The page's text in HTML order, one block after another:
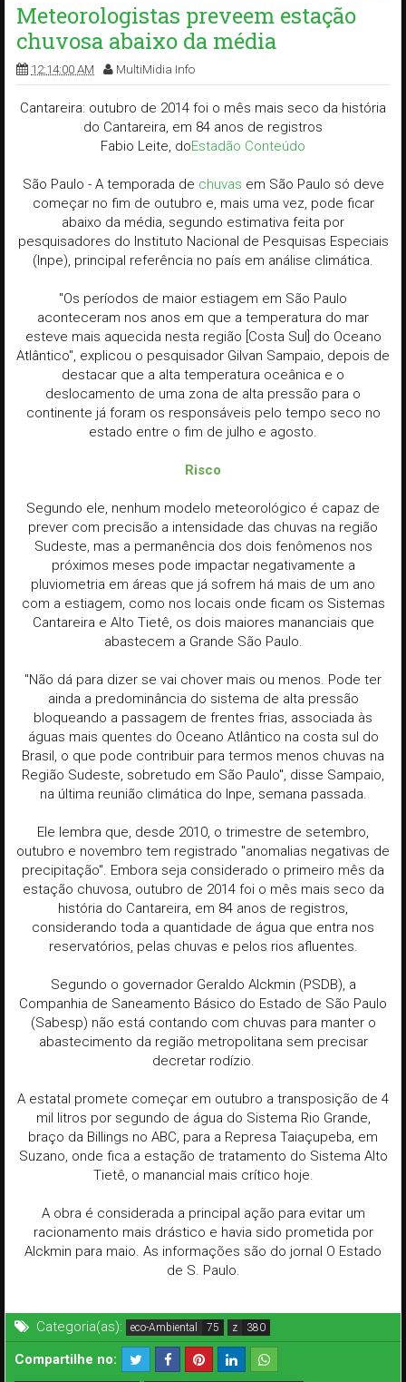
Meteorologistas preveem estação
chuvosa abaixo da média
12:14:00 AM MultiMidia Info
Cantareira: outubro de 2014 foi o mês mais seco da história
do Cantareira, em 84 anos de registros
Fabio Leite, doEstadão Conteúdo
São Paulo - A temporada de chuvas em São Paulo só deve
começar no fim de outubro e, mais uma vez, pode ficar
abaixo da média, segundo estimativa feita por
pesquisadores do Instituto Nacional de Pesquisas Especiais
(Inpe), principal referência no país em análise climática.
"Os períodos de maior estiagem em São Paulo
aconteceram nos anos em que a temperatura do mar
esteve mais aquecida nesta região [Costa Sul] do Oceano
Atlântico", explicou o pesquisador Gilvan Sampaio, depois de
destacar que a alta temperatura oceânica e o
deslocamento de uma zona de alta pressão para o
continente já foram os responsáveis pelo tempo seco no
estado entre o fim de julho e agosto.
Risco
Segundo ele, nenhum modelo meteorológico é capaz de
prever com precisão a intensidade das chuvas na região
Sudeste, mas a permanência dos dois fenômenos nos
próximos meses pode impactar negativamente a
pluviometria em áreas que já sofrem há mais de um ano
com a estiagem, como nos locais onde ficam os Sistemas
Cantareira e Alto Tietê, os dois maiores mananciais que
abastecem a Grande São Paulo.
"Não dá para dizer se vai chover mais ou menos. Pode ter
ainda a predominância do sistema de alta pressão
bloqueando a passagem de frentes frias, associada às
águas mais quentes do Oceano Atlântico na costa sul do
Brasil, o que pode contribuir para termos menos chuvas na
Região Sudeste, sobretudo em São Paulo", disse Sampaio,
na última reunião climática do Inpe, semana passada.
Ele lembra que, desde 2010, o trimestre de setembro,
outubro e novembro tem registrado "anomalias negativas de
precipitação". Embora seja considerado o primeiro mês da
estação chuvosa, outubro de 2014 foi o mês mais seco da
história do Cantareira, em 84 anos de registros,
considerando toda a quantidade de água que entra nos
reservatórios, pelas chuvas e pelos rios afluentes.
Segundo o governador Geraldo Alckmin (PSDB), a
Companhia de Saneamento Básico do Estado de São Paulo
(Sabesp) não está contando com chuvas para manter o
abastecimento da região metropolitana sem precisar
decretar rodízio.
A estatal promete começar em outubro a transposição de 4
mil litros por segundo de água do Sistema Rio Grande,
braço da Billings no ABC, para a Represa Taiaçupeba, em
Suzano, onde fica a estação de tratamento do Sistema Alto
Tietê, o manancial mais crítico hoje.
A obra é considerada a principal ação para evitar um
racionamento mais drástico e havia sido prometida por
Alckmin para maio. As informações são do jornal O Estado
de S. Paulo.
Categoria(as): eco-Ambiental z
Compartilhe no: